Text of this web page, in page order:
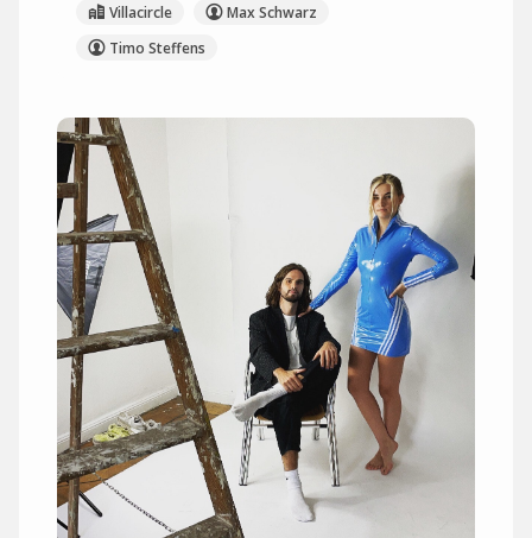
Villacircle
Max Schwarz
Timo Steffens